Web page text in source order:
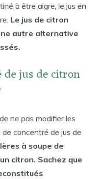
à être aigre, le jus en
Le jus de citron
autre alternative
de jus de citron
ne pas modifier les
concentré de jus de
à soupe de
citron. Sachez que